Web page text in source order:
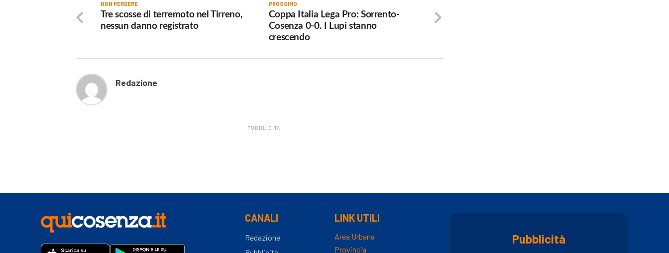
PROSSIMO
Coppa Italia Lega Pro: Sorrento-
Cosenza 0-0. I Lupi stanno
crescendo
NON PERDERE
Tre scosse di terremoto nel Tirreno,
nessun danno registrato
Redazione
PUBBLICITÀ
CANALI
Redazione
LINK UTILI
Area Urbana
Provincia
Pubblicità